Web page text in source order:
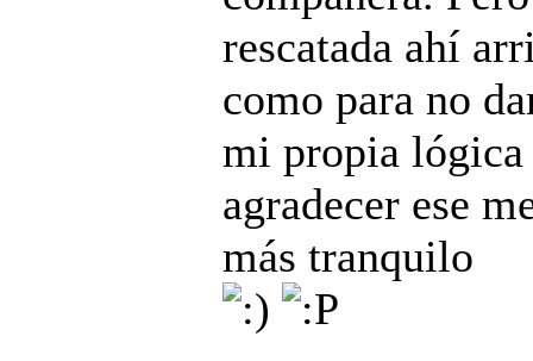
rescatada ahí
como para no
mi propia
agradecer ese
más tranquilo